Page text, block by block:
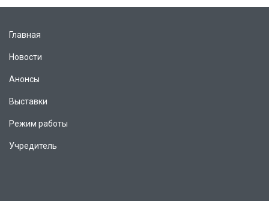
Главная
Новости
Анонсы
Выставки
Режим работы
Учредитель